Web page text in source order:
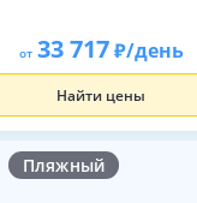
от 33 717 /день
Найти цены
Пляжный